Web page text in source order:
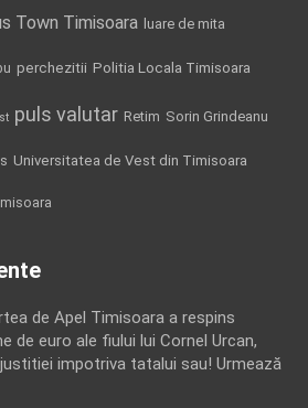
Town Timisoara luare de mita
perchezitii Politia Locala Timisoara
puls valutar Retim Sorin Grindeanu
Universitatea de Vest din Timisoara
de Apel Timisoara a respins
de euro ale fiului lui Cornel Urcan,
impotriva tatalui sau! Urmează